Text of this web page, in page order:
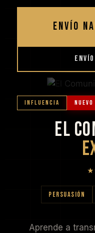
ENVÍO
INFLUENCIA NUEVO
EL
PERSUASIÓN
Aprende a